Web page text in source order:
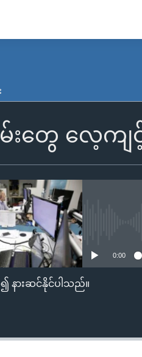
းတွေ လေ့ကျ
0:00
နားဆင်နိုင်ပါသည်။